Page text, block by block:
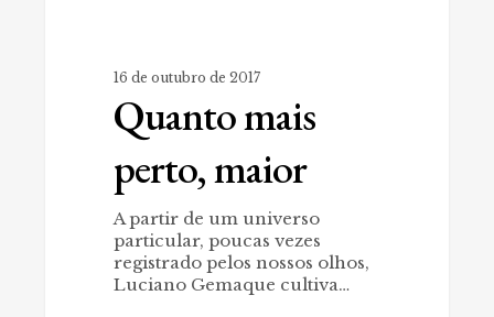
16 de outubro de 2017
Quanto mais
perto, maior
A partir de um universo
particular, poucas vezes
registrado pelos nossos olhos,
Luciano Gemaque cultiva…